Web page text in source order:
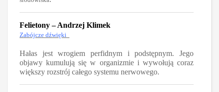
Felietony – Andrzej Klimek
Zabójcze dźwięki
Hałas jest wrogiem perfidnym i podstępnym. Jego
objawy kumulują się w organizmie i wywołują coraz
większy rozstrój całego systemu nerwowego.